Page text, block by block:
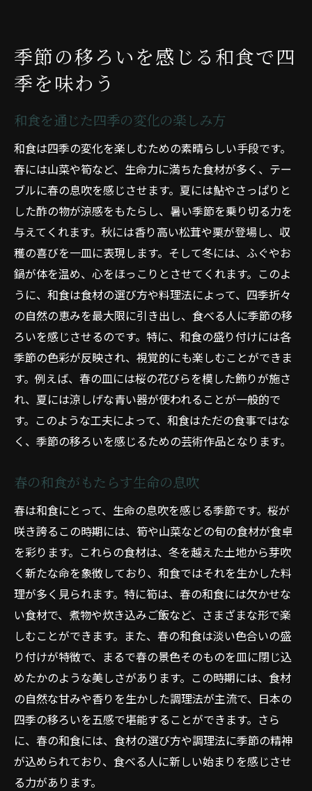
季節の移ろいを感じる和食で四
季を味わう
和食を通じた四季の変化の楽しみ方
和食は四季の変化を楽しむための素晴らしい手段です。
春には山菜や筍など、生命力に満ちた食材が多く、テー
ブルに春の息吹を感じさせます。夏には鮎やさっぱりと
した酢の物が涼感をもたらし、暑い季節を乗り切る力を
与えてくれます。秋には香り高い松茸や栗が登場し、収
穫の喜びを一皿に表現します。そして冬には、ふぐやお
鍋が体を温め、心をほっこりとさせてくれます。このよ
うに、和食は食材の選び方や料理法によって、四季折々
の自然の恵みを最大限に引き出し、食べる人に季節の移
ろいを感じさせるのです。特に、和食の盛り付けには各
季節の色彩が反映され、視覚的にも楽しむことができま
す。例えば、春の皿には桜の花びらを模した飾りが施さ
れ、夏には涼しげな青い器が使われることが一般的で
す。このような工夫によって、和食はただの食事ではな
く、季節の移ろいを感じるための芸術作品となります。
春の和食がもたらす生命の息吹
春は和食にとって、生命の息吹を感じる季節です。桜が
咲き誇るこの時期には、筍や山菜などの旬の食材が食卓
を彩ります。これらの食材は、冬を越えた土地から芽吹
く新たな命を象徴しており、和食ではそれを生かした料
理が多く見られます。特に筍は、春の和食には欠かせな
い食材で、煮物や炊き込みご飯など、さまざまな形で楽
しむことができます。また、春の和食は淡い色合いの盛
り付けが特徴で、まるで春の景色そのものを皿に閉じ込
めたかのような美しさがあります。この時期には、食材
の自然な甘みや香りを生かした調理法が主流で、日本の
四季の移ろいを五感で堪能することができます。さら
に、春の和食には、食材の選び方や調理法に季節の精神
が込められており、食べる人に新しい始まりを感じさせ
る力があります。